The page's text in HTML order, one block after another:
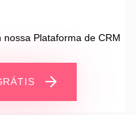
Plataforma de CRM